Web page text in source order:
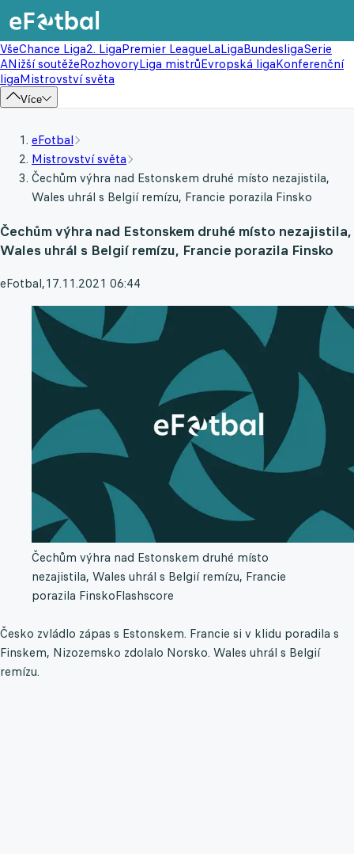
VšeChance Liga2. LigaPremier LeagueLaLigaBundesligaSerie
ANižší soutěžeRozhovoryLiga mistrůEvropská ligaKonferenční
ligaMistrovství světa
Více
eFotbal
Mistrovství světa
Čechům výhra nad Estonskem druhé místo nezajistila,
Wales uhrál s Belgií remízu, Francie porazila Finsko
Čechům výhra nad Estonskem druhé místo nezajistila,
Wales uhrál s Belgií remízu, Francie porazila Finsko
eFotbal,17.11.2021 06:44
Čechům výhra nad Estonskem druhé místo
nezajistila, Wales uhrál s Belgií remízu, Francie
porazila FinskoFlashscore
Česko zvládlo zápas s Estonskem. Francie si v klidu poradila s
Finskem, Nizozemsko zdolalo Norsko. Wales uhrál s Belgií
remízu.